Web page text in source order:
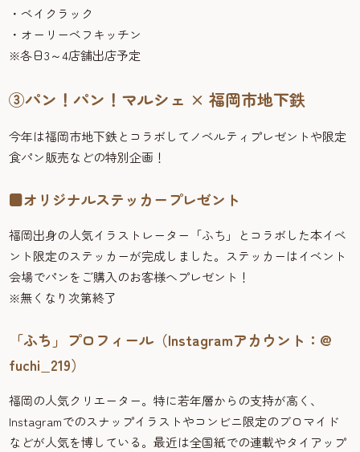
・ベイクラック
・オーリーベフキッチン
※各日3～4店舗出店予定
③パン！パン！マルシェ × 福岡市地下鉄
今年は福岡市地下鉄とコラボしてノベルティプレゼントや限定
食パン販売などの特別企画！
■オリジナルステッカープレゼント
福岡出身の人気イラストレーター「ふち」とコラボした本イベ
ント限定のステッカーが完成しました。ステッカーはイベント
会場でパンをご購入のお客様へプレゼント！
※無くなり次第終了
「ふち」プロフィール（Instagramアカウント：@
fuchi_219）
福岡の人気クリエーター。特に若年層からの支持が高く、
Instagramでのスナップイラストやコンビニ限定のブロマイド
などが人気を博している。最近は全国紙での連載やタイアップ